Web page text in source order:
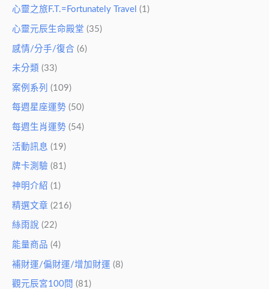
心靈之旅F.T.=Fortunately Travel (1)
心靈元辰生命殿堂 (35)
感情/分手/復合 (6)
未分類 (33)
案例系列 (109)
每週星座運勢 (50)
每週生肖運勢 (54)
活動訊息 (19)
牌卡測驗 (81)
神明介紹 (1)
精選文章 (216)
絲雨說 (22)
能量商品 (4)
補財運/偏財運/增加財運 (8)
觀元辰宮100問 (81)